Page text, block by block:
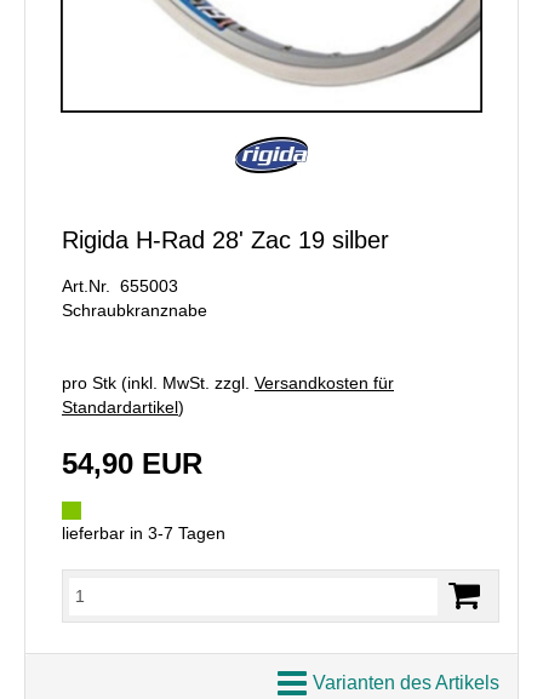
Rigida H-Rad 28' Zac 19 silber
Art.Nr. 655003
Schraubkranznabe
pro Stk (inkl. MwSt. zzgl. Versandkosten für
Standardartikel)
54,90 EUR
lieferbar in 3-7 Tagen
Varianten des Artikels